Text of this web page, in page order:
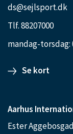
ds@sejlsport.dk
Tlf. 88207000
mandag-torsdag:
Se kort
Aarhus
Ester